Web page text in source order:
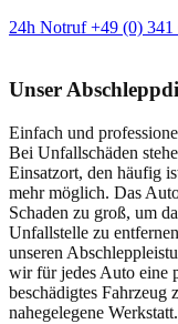
24h Notruf +49 (0) 341
Unser
Einfach und
Bei Unfallschäden
Einsatzort, den häufig
mehr möglich. Das
Schaden zu groß, um
Unfallstelle zu
unseren
wir für jedes Auto eine
beschädigtes Fahrzeug
nahegelegene Werkstatt.